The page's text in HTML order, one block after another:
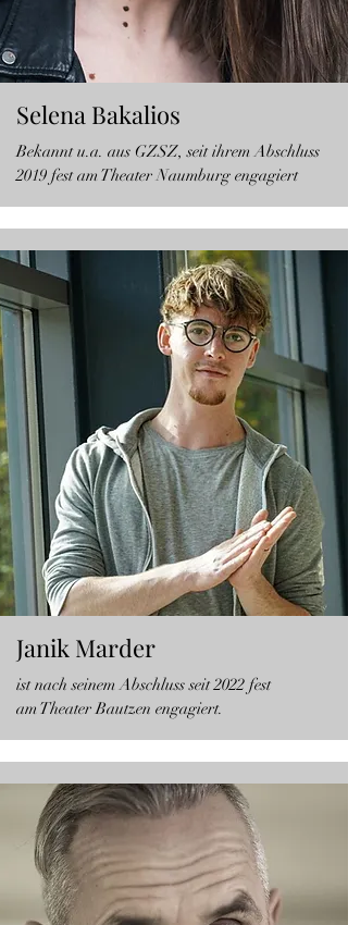
Selena Bakalios
Bekannt u.a. aus GZSZ, seit ihrem Abschluss
2019 fest am Theater Naumburg engagiert
Janik Marder
ist nach seinem Abschluss seit 2022 fest
am Theater Bautzen engagiert.